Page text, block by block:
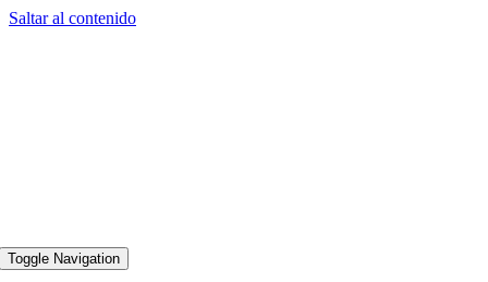
Saltar al contenido
Toggle Navigation